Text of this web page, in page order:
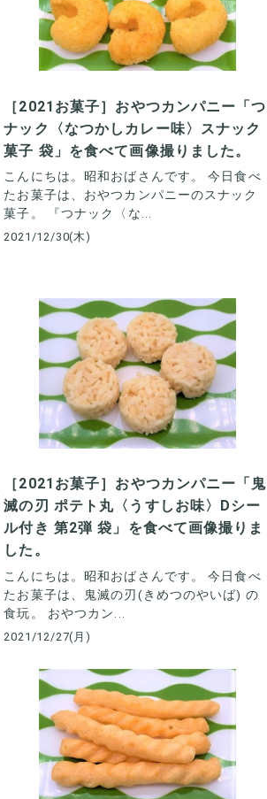
［2021お菓子］おやつカンパニー「つ
ナック〈なつかしカレー味〉スナック
菓子 袋」を食べて画像撮りました。
こんにちは。昭和おばさんです。 今日食べ
たお菓子は、おやつカンパニーのスナック
菓子。 『つナック〈な...
2021/12/30(木)
［2021お菓子］おやつカンパニー「鬼
滅の刃 ポテト丸〈うすしお味〉Dシー
ル付き 第2弾 袋」を食べて画像撮りま
した。
こんにちは。昭和おばさんです。 今日食べ
たお菓子は、鬼滅の刃(きめつのやいば) の
食玩。 おやつカン...
2021/12/27(月)